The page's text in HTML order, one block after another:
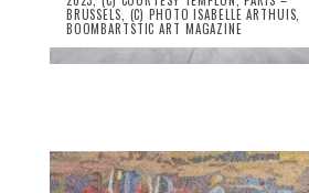
BRUSSELS, (C) PHOTO ISABELLE ARTHUIS,
BOOMBARTSTIC ART MAGAZINE